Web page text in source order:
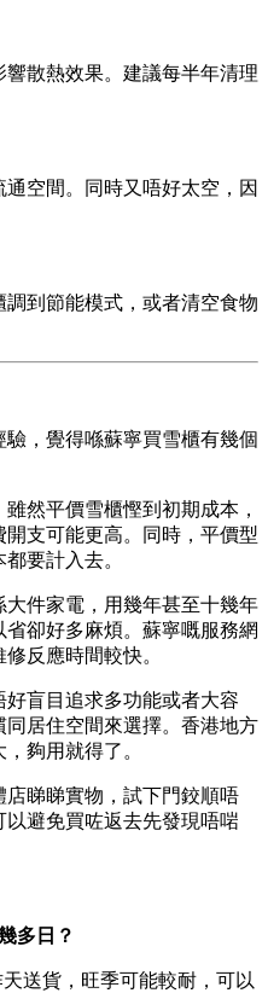
散熱效果。建議每半年清理
空間。同時又唔好太空，因
到節能模式，或者清空食物
，覺得喺蘇寧買雪櫃有幾個
雖然平價雪櫃慳到初期成本，
支可能更高。同時，平價型
要計入去。
大件家電，用幾年甚至十幾年
卻好多麻煩。蘇寧嘅服務網
反應時間較快。
好盲目追求多功能或者大容
居住空間來選擇。香港地方
夠用就得了。
睇睇實物，試下門鉸順唔
避免買咗返去先發現唔啱
多日？
送貨，旺季可能較耐，可以